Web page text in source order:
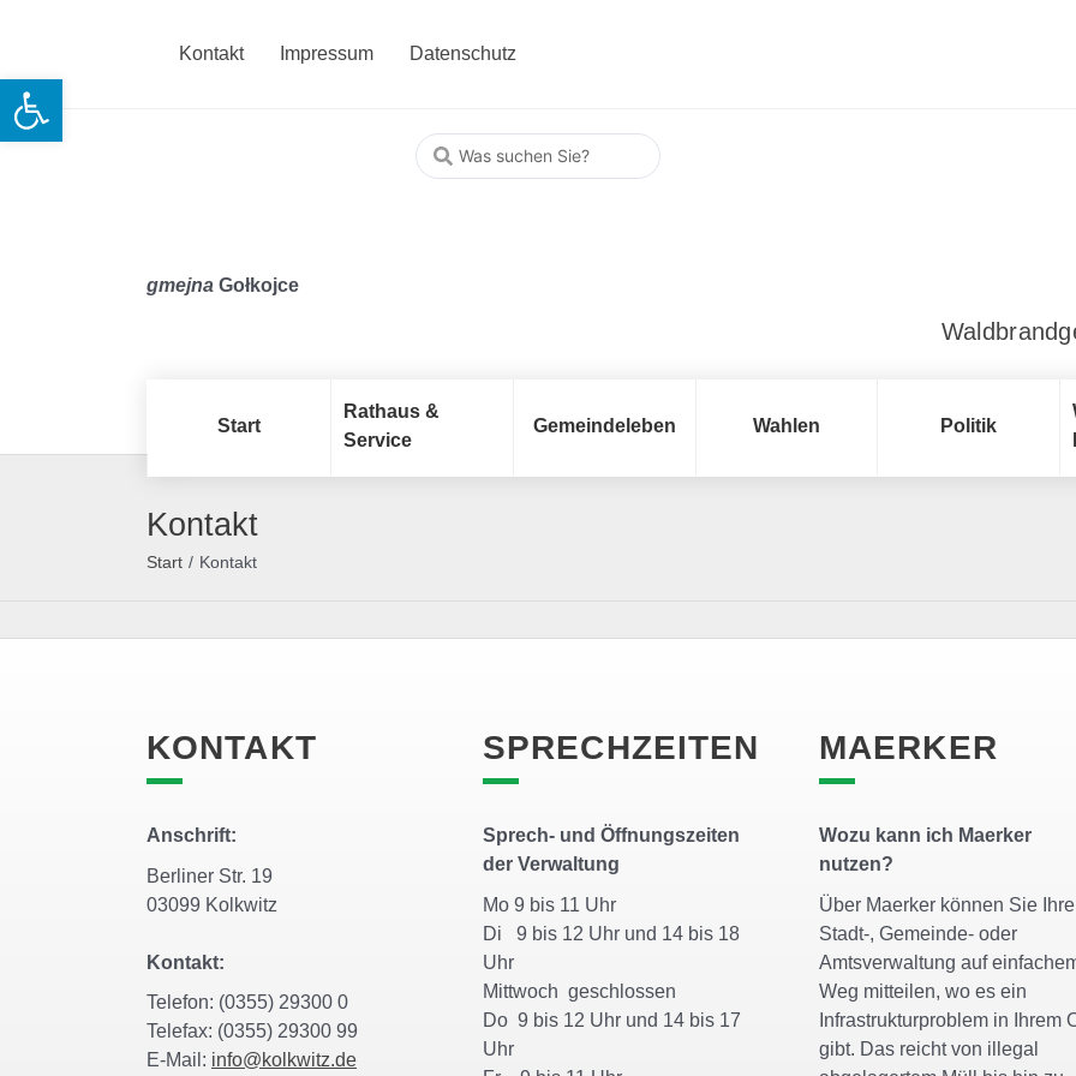
Kontakt Impressum Datenschutz
gmejna Gołkojce
Start
Rathaus &
Service
Gemeindeleben Wahlen Politik
Kontakt
Start / Kontakt
KONTAKT
Anschrift:
Berliner Str. 19
03099 Kolkwitz
Kontakt:
Telefon: (0355) 29300 0
Telefax: (0355) 29300 99
E-Mail: info@kolkwitz.de
SPRECHZEITEN
Sprech- und Öffnungszeiten
der Verwaltung
Mo 9 bis 11 Uhr
Di 9 bis 12 Uhr und 14 bis 18
Uhr
Mittwoch geschlossen
Do 9 bis 12 Uhr und 14 bis 17
Uhr
MAERKER
Wozu kann ich Maerker
nutzen?
Über Maerker können Sie
Stadt-, Gemeinde- oder
Amtsverwaltung auf
Weg mitteilen, wo es ein
Infrastrukturproblem in Ihrem
gibt. Das reicht von illegal
Open toolbar